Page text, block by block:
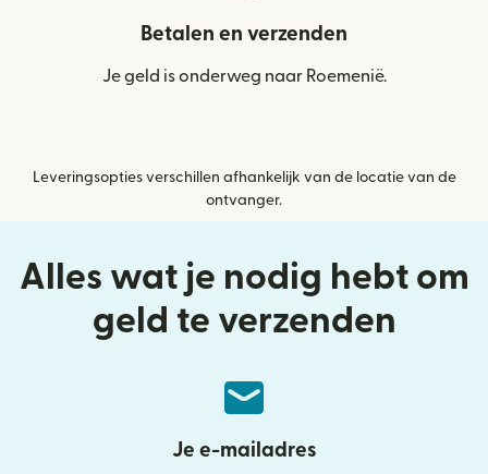
Betalen en verzenden
Je geld is onderweg naar Roemenië.
Leveringsopties verschillen afhankelijk van de locatie van de
ontvanger.
Alles wat je nodig hebt om
geld te verzenden
Je e-mailadres